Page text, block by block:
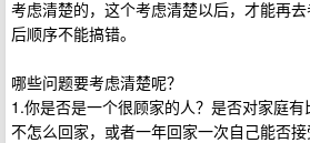
考虑清楚的，这个考虑清楚以后，才能再
后顺序不能搞错。
哪些问题要考虑清楚呢？
1.你是否是一个很顾家的人？是否对家庭
不怎么回家，或者一年回家一次自己能否接